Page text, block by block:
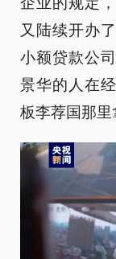
又陆续开办
小额贷款公
景华的人在
板李荐国那里